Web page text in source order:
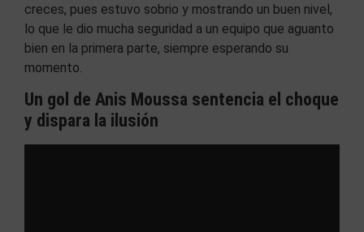
creces, pues estuvo sobrio y mostrando un buen nivel,
lo que le dio mucha seguridad a un equipo que aguanto
bien en la primera parte, siempre esperando su
momento.
Un gol de Anis Moussa sentencia el choque
y dispara la ilusión